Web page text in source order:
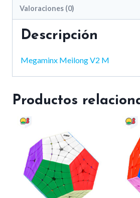
Valoraciones (0)
Descripción
Megaminx Meilong V2 M
Productos